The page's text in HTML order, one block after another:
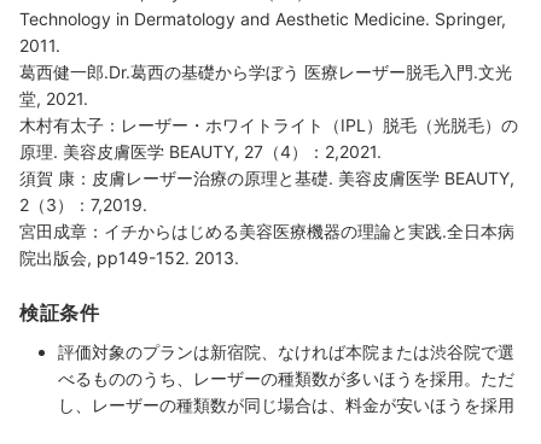
Technology in Dermatology and Aesthetic Medicine. Springer,
2011.
葛西健一郎.Dr.葛西の基礎から学ぼう 医療レーザー脱毛入門.文光
堂, 2021.
木村有太子：レーザー・ホワイトライト（IPL）脱毛（光脱毛）の
原理. 美容皮膚医学 BEAUTY, 27（4）：2,2021.
須賀 康：皮膚レーザー治療の原理と基礎. 美容皮膚医学 BEAUTY,
2（3）：7,2019.
宮田成章：イチからはじめる美容医療機器の理論と実践.全日本病
院出版会, pp149-152. 2013.
検証条件
評価対象のプランは新宿院、なければ本院または渋谷院で選
べるもののうち、レーザーの種類数が多いほうを採用。ただ
し、レーザーの種類数が同じ場合は、料金が安いほうを採用